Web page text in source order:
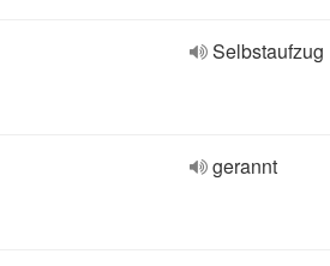
Selbstaufzug
gerannt